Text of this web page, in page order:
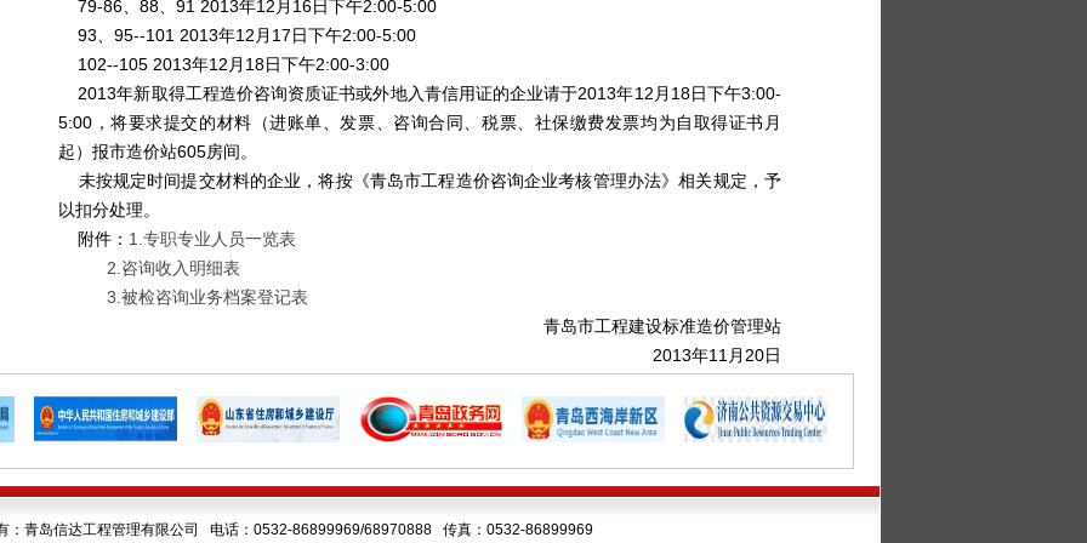
79-86、88、91 2013年12月16日下午2:00-5:00
93、95--101 2013年12月17日下午2:00-5:00
102--105 2013年12月18日下午2:00-3:00
2013年新取得工程造价咨询资质证书或外地入青信用证的企业请于2013年12月18日下午3:00-
5:00，将要求提交的材料（进账单、发票、咨询合同、税票、社保缴费发票均为自取得证书月
起）报市造价站605房间。
未按规定时间提交材料的企业，将按《青岛市工程造价咨询企业考核管理办法》相关规定，予
以扣分处理。
附件： 1.专职专业人员一览表
2.咨询收入明细表
3.被检咨询业务档案登记表
青岛市工程建设标准造价管理站
2013年11月20日
：青岛信达工程管理有限公司 电话：0532-86899969/68970888 传真：0532-86899969